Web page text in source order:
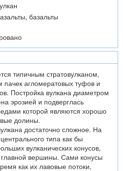
базальты
типичным стратовулканом,
агломератовых туфов и
Постройка вулкана диаметром
эрозией и подверглась
которой являются хорошо
долины.
достаточно сложное. На
типа как бы
вулканических конусов,
вершины. Сами конусы
как их лавовые потоки,